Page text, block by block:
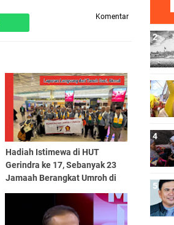
Komentar
Hadiah Istimewa di HUT
Gerindra ke 17, Sebanyak 23
Jamaah Berangkat Umroh di